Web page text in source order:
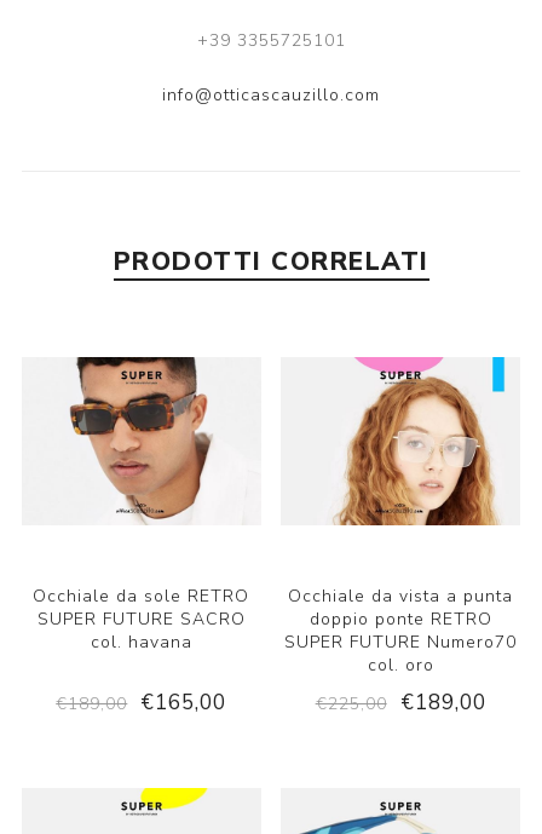
+39 3355725101
info@otticascauzillo.com
PRODOTTI CORRELATI
Occhiale da sole RETRO
SUPER FUTURE SACRO
col. havana
€189,00 €165,00
Occhiale da vista a punta
doppio ponte RETRO
SUPER FUTURE Numero70
col. oro
€225,00
€189,00